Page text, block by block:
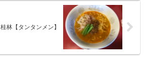
桂林【タンタンメン】